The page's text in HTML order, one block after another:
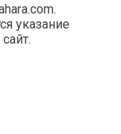
указание